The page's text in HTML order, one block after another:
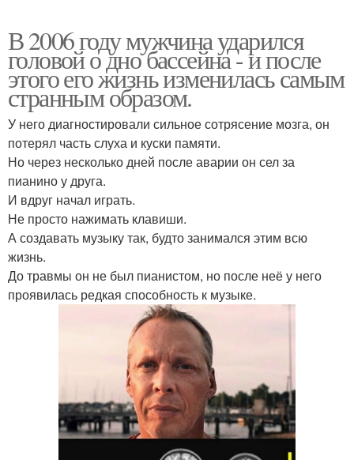
В 2006 году мужчина ударился
головой о дно бассейна - и после
этого его жизнь изменилась самым
странным образом.
У него диагностировали сильное сотрясение мозга, он
потерял часть слуха и куски памяти.
Но через несколько дней после аварии он сел за
пианино у друга.
И вдруг начал играть.
Не просто нажимать клавиши.
А создавать музыку так, будто занимался этим всю
жизнь.
До травмы он не был пианистом, но после неё у него
проявилась редкая способность к музыке.